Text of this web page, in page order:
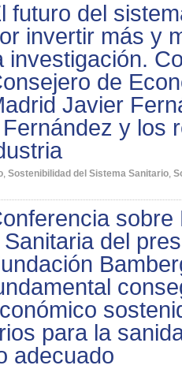
futuro del
invertir más y
investigación.
de
Javier
y los
Sostenibilidad del Sistema Sanitario
del
para la
adecuado